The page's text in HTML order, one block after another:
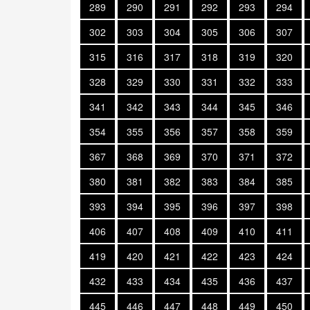
289 290 291 292 293
294
302
303 304 305 306
307
315
316 317 318 319
320
328
329 330 331 332
333
341
342 343 344 345
346
354
355 356 357 358
359
367
368 369 370 371
372
380
381 382 383 384
385
393
394 395 396 397
398
406
407 408 409 410
411
419
420 421 422 423
424
432
433 434 435 436
437
445
446 447 448 449 450